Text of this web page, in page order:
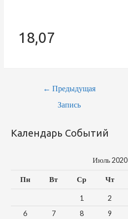
18,07
← Предыдущая
Запись
Календарь Событий
Июль 2020
Пн Вт Ср Чт
1 2
6
7 8 9